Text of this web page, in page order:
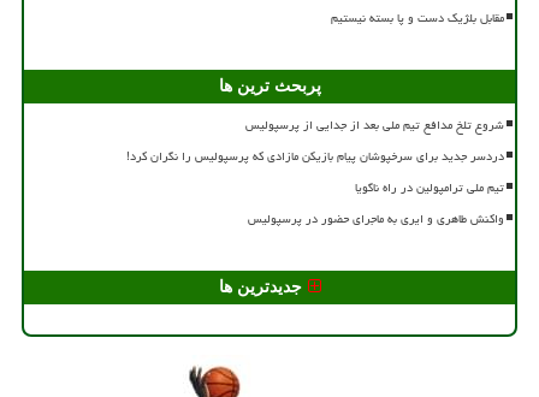
مقابل بلژیک دست و پا بسته نیستیم
پربحث ترین ها
شروع تلخ مدافع تیم ملی بعد از جدایی از پرسپولیس
دردسر جدید برای سرخپوشان پیام بازیکن مازادی که پرسپولیس را نگران کرد!
تیم ملی ترامپولین در راه ناگویا
واکنش طاهری و ایری به ماجرای حضور در پرسپولیس
جدیدترین ها